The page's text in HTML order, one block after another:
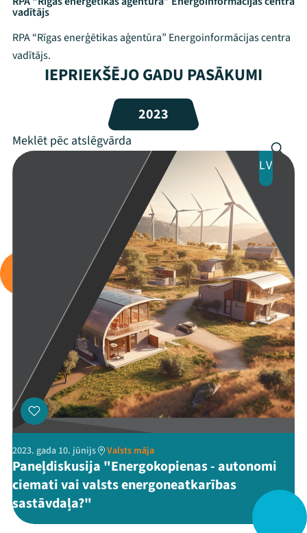
Mana programma
Festivāls
Programma
Arhīvs
Viņi bija LAMPĀ 2026
Jaunumi
Ziedo
Veikals
Kontakti
ThreadsFacebookYoutube
X Instagram
Flick TikTok
vadītājs
RPA “Rīgas enerģētikas aģentūra” Energoinformācijas centra
vadītājs.
IEPRIEKŠĒJO GADU PASĀKUMI
2023
LV
2023. gada 10. jūnijs Valsts māja
Paneļdiskusija "Energokopienas - autonomi
ciemati vai valsts energoneatkarības
sastāvdaļa?"